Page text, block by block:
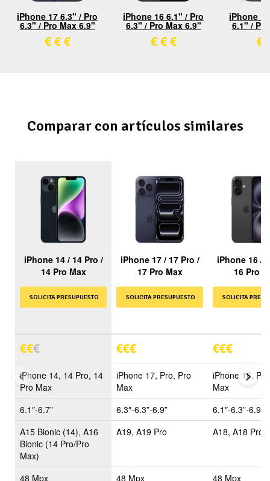
iPhone 17 6.3" / Pro
6.3" / Pro Max 6.9"
€€€
iPhone 16 6.1" / Pro
6.3" / Pro Max 6.9"
€€€
iPhone
6.1" /
€
Comparar con artículos similares
iPhone 14 / 14 Pro /
14 Pro Max
SOLICITA PRESUPUESTO
iPhone 17 / 17 Pro /
17 Pro Max
SOLICITA PRESUPUESTO
iPhone 16 /
16 Pro
SOLICITA
Precio
€€€ €€€ €€€
Modelos
iPhone 14, 14 Pro, 14
Pro Max
iPhone 17, Pro, Pro
Max
iPhone 16,
Max
Pantalla
6.1″-6.7” 6.3″-6.3”-6.9”
6.1″-6.3”-6.9”
Procesador
A15 Bionic (14), A16
Bionic (14 Pro/Pro
Max)
A19, A19 Pro A18, A18 Pro
Camaras
48 Mpx 48 Mpx 48 Mpx